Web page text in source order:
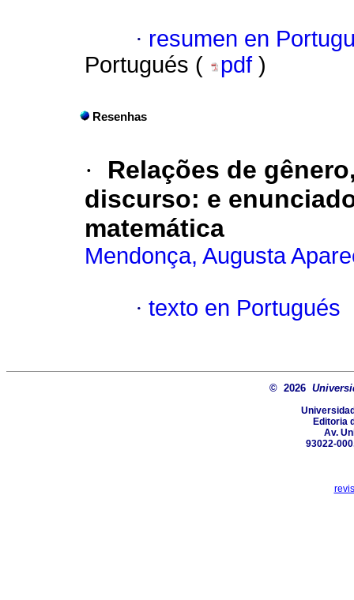
· resumen en
Portugués (
pdf )
Resenhas
·
Relações de
discurso: e
matemática
Mendonça, Augusta
· texto en Portugués
© 2026
Editoria
Av.
93022-